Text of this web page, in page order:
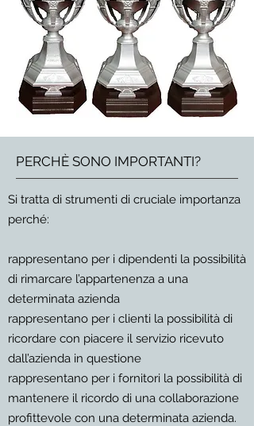
PERCHÈ SONO IMPORTANTI?
Si tratta di strumenti di cruciale importanza
perché:
rappresentano per i dipendenti la possibilità
di rimarcare l’appartenenza a una
determinata azienda
rappresentano per i clienti la possibilità di
ricordare con piacere il servizio ricevuto
dall’azienda in questione
rappresentano per i fornitori la possibilità di
mantenere il ricordo di una collaborazione
profittevole con una determinata azienda.